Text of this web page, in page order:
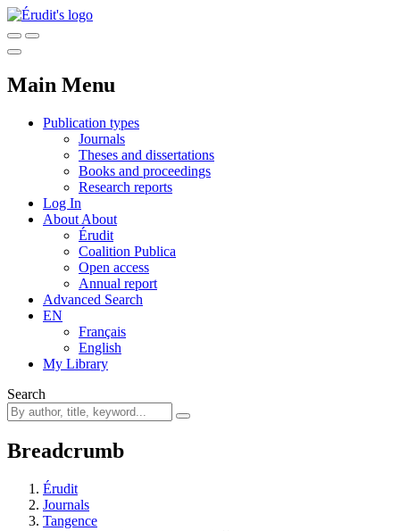
Main Menu
Publication types
Journals
Theses and dissertations
Books and proceedings
Research reports
Log In
About About
Érudit
Coalition Publica
Open access
Annual report
Advanced Search
EN
Français
English
My Library
Search
Breadcrumb
Érudit
Journals
Tangence